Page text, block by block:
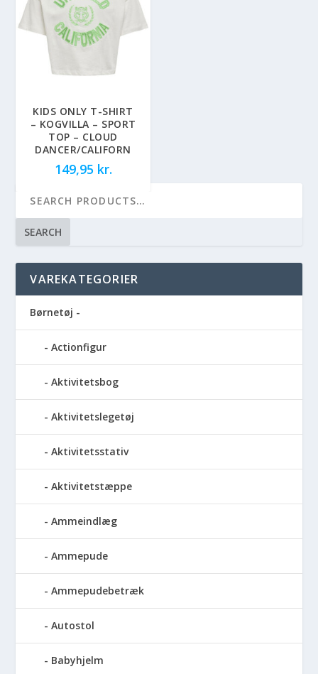
KIDS ONLY T-SHIRT
– KOGVILLA – SPORT
TOP – CLOUD
DANCER/CALIFORN
149,95 kr.
SEARCH
VAREKATEGORIER
Børnetøj -
Actionfigur
Aktivitetsbog
Aktivitetslegetøj
Aktivitetsstativ
Aktivitetstæppe
Ammeindlæg
Ammepude
Ammepudebetræk
Autostol
Babyhjelm